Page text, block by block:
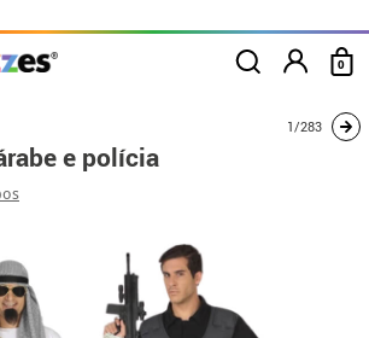
0
Par de xeque árabe e polícia1/283
e polícia